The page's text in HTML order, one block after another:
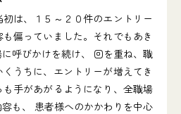
は、１５～２０件のエントリー
偏っていました。それでもあき
呼びかけを続け、 回を重ね、職
うちに、エントリーが増えてき
手があがるようになり、全職場
も、 患者様へのかかわりを中心